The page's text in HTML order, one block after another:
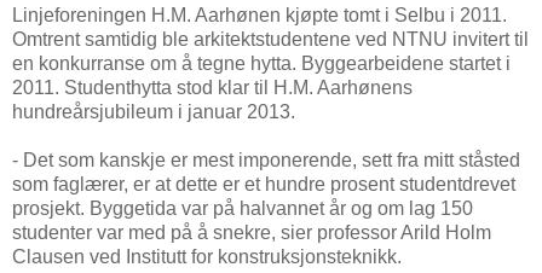
Linjeforeningen H.M. Aarhønen kjøpte tomt i Selbu i 2011.
Omtrent samtidig ble arkitektstudentene ved NTNU invitert til
en konkurranse om å tegne hytta. Byggearbeidene startet i
2011. Studenthytta stod klar til H.M. Aarhønens
hundreårsjubileum i januar 2013.
- Det som kanskje er mest imponerende, sett fra mitt ståsted
som faglærer, er at dette er et hundre prosent studentdrevet
prosjekt. Byggetida var på halvannet år og om lag 150
studenter var med på å snekre, sier professor Arild Holm
Clausen ved Institutt for konstruksjonsteknikk.